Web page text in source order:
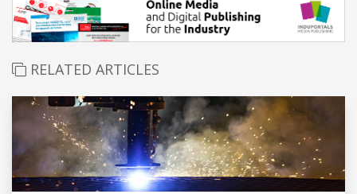
RELATED ARTICLES